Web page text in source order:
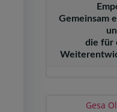
Gemeinsam
die für
Gesa